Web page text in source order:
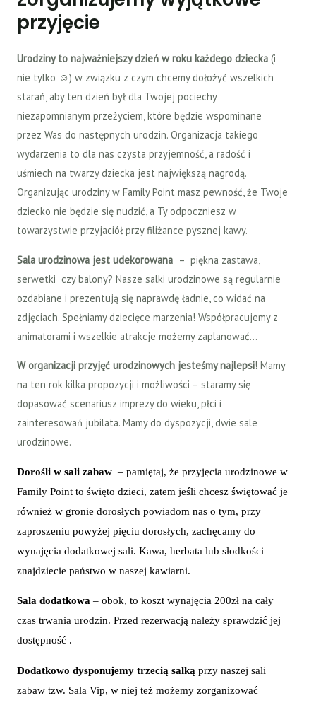
przyjęcie
Urodziny to najważniejszy dzień w roku każdego dziecka (i
nie tylko ☺) w związku z czym chcemy dołożyć wszelkich
starań, aby ten dzień był dla Twojej pociechy
niezapomnianym przeżyciem, które będzie wspominane
przez Was do następnych urodzin. Organizacja takiego
wydarzenia to dla nas czysta przyjemność, a radość i
uśmiech na twarzy dziecka jest największą nagrodą.
Organizując urodziny w Family Point masz pewność, że Twoje
dziecko nie będzie się nudzić, a Ty odpoczniesz w
towarzystwie przyjaciół przy filiżance pysznej kawy.
Sala urodzinowa jest udekorowana – piękna zastawa,
serwetki czy balony? Nasze salki urodzinowe są regularnie
ozdabiane i prezentują się naprawdę ładnie, co widać na
zdjęciach. Spełniamy dziecięce marzenia! Współpracujemy z
animatorami i wszelkie atrakcje możemy zaplanować…
W organizacji przyjęć urodzinowych jesteśmy najlepsi! Mamy
na ten rok kilka propozycji i możliwości – staramy się
dopasować scenariusz imprezy do wieku, płci i
zainteresowań jubilata. Mamy do dyspozycji, dwie sale
urodzinowe.
Dorośli w sali zabaw – pamiętaj, że przyjęcia urodzinowe w
Family Point to święto dzieci, zatem jeśli chcesz świętować je
również w gronie dorosłych powiadom nas o tym, przy
zaproszeniu powyżej pięciu dorosłych, zachęcamy do
wynajęcia dodatkowej sali. Kawa, herbata lub słodkości
znajdziecie państwo w naszej kawiarni.
Sala dodatkowa – obok, to koszt wynajęcia 200zł na cały
czas trwania urodzin. Przed rezerwacją należy sprawdzić jej
dostępność .
Dodatkowo dysponujemy trzecią salką przy naszej sali
zabaw tzw. Sala Vip, w niej też możemy zorganizować